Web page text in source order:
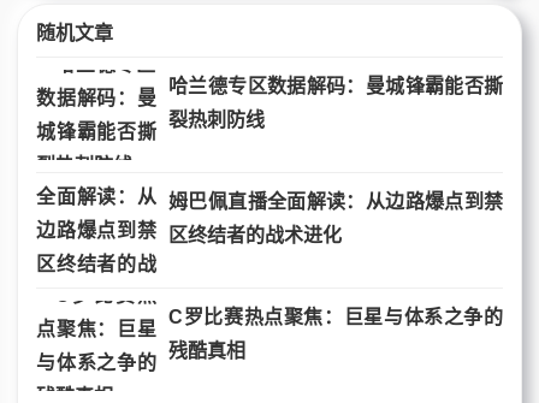
随机文章
哈兰德专区数据解码：曼城锋霸能否撕
裂热刺防线
姆巴佩直播全面解读：从边路爆点到禁
区终结者的战术进化
C罗比赛热点聚焦：巨星与体系之争的
残酷真相